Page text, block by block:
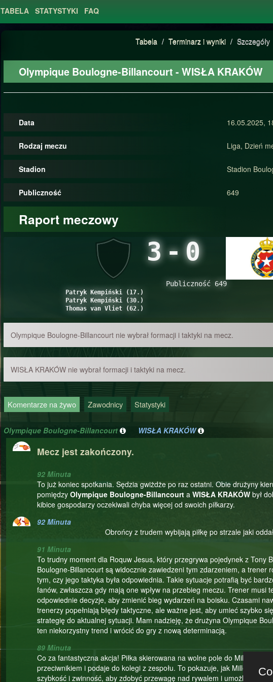
TABELA STATYSTYKI FAQ
Tabela / Terminarz i wyniki / Szczegóły
Olympique Boulogne-Billancourt - WISŁA KRAKÓW
Data 16.05.2025,
Rodzaj meczu Liga, Dzień
Stadion Stadion
Publiczność 649
Raport meczowy
3-0
Publiczność 649
Patryk Kempiński (17.)
Patryk Kempiński (30.)
Thomas van Vliet (62.)
Olympique Boulogne-Billancourt nie wybrał formacji i taktyki na mecz.
WISŁA KRAKÓW nie wybrał formacji i taktyki na mecz.
Komentarze na żywo Zawodnicy Statystyki
Olympique Boulogne-Billancourt WISŁA KRAKÓW
Mecz jest zakończony.
92 Minuta
To już koniec spotkania. Sędzia gwiżdże po raz ostatni. Obie drużyny
pomiędzy Olympique Boulogne-Billancourt a WISŁA KRAKÓW był
kibice gospodarzy oczekiwali chyba więcej od swoich piłkarzy.
92 Minuta
Obrońcy z trudem wybijają piłkę po strzale jaki
91 Minuta
To trudny moment dla Roquw Jesus, który przegrywa pojedynek z Tony
Boulogne-Billancourt są widocznie zawiedzeni tym zdarzeniem, a trener
tym, czy jego taktyka była odpowiednia. Takie sytuacje potrafią być
fanów, zwłaszcza gdy mają one wpływ na przebieg meczu. Trener musi
odpowiednie decyzje, aby zmienić bieg wydarzeń na boisku. Czasami
trenerzy popełniają błędy taktyczne, ale ważne jest, aby umieć szybko
strategię do aktualnej sytuacji. Mam nadzieję, że drużyna Olympique
ten niekorzystny trend i wrócić do gry z nową determinacją.
89 Minuta
Co za fantastyczna akcja! Piłka skierowana na wolne pole do Miller Man,
przeciwnikiem i podaje do kolegi z zespołu. To pokazuje, jak Miller Man
szybkość i zwinność, aby zdobyć przewagę nad rywalem i umożliwić